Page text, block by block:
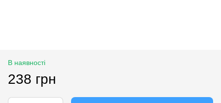
В наявності
238 грн